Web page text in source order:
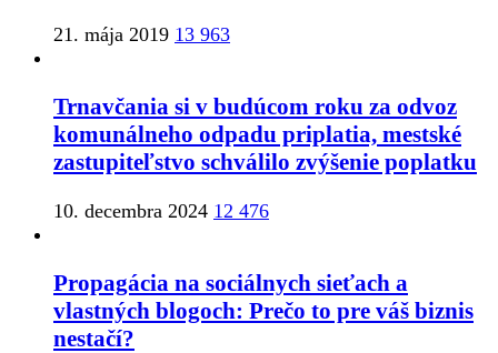
21. mája 2019 13 963
Trnavčania si v budúcom roku za odvoz
komunálneho odpadu priplatia, mestské
zastupiteľstvo schválilo zvýšenie poplatku
10. decembra 2024 12 476
Propagácia na sociálnych sieťach a
vlastných blogoch: Prečo to pre váš biznis
nestačí?